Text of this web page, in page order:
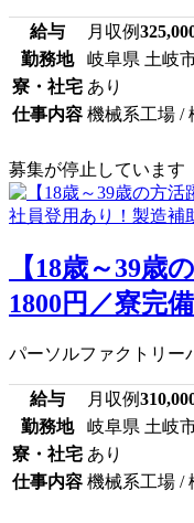
給与 月収例
勤務地
岐阜県 土岐
寮・社宅 あり
仕事内容 機械系工場 /
募集が停止しています
【18歳～39歳
1800円／寮完
パーソルファクトリー
給与 月収例
勤務地
岐阜県 土岐
寮・社宅 あり
仕事内容 機械系工場 /